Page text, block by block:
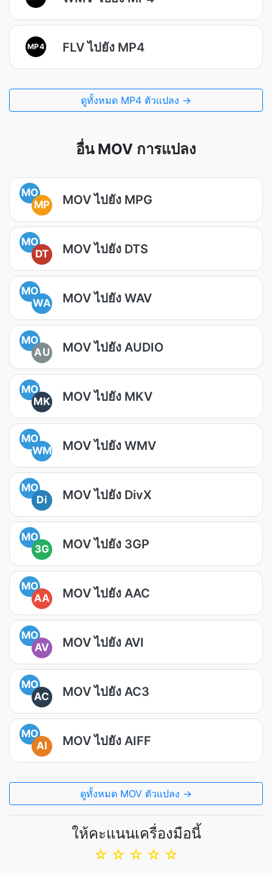
MP4 FLV ไปยัง MP4
ดูทั้งหมด MP4 ตัวแปลง →
อื่น MOV การแปลง
MO
MP
MOV ไปยัง MPG
MO
DT
MOV ไปยัง DTS
MO
WA
MOV ไปยัง WAV
MO
AU
MOV ไปยัง AUDIO
MO
MK
MOV ไปยัง MKV
MO
WM
MOV ไปยัง WMV
MO
Di
MOV ไปยัง DivX
MO
3G
MOV ไปยัง 3GP
MO
AA
MOV ไปยัง AAC
MO
AV
MOV ไปยัง AVI
MO
AC
MOV ไปยัง AC3
MO
AI
MOV ไปยัง AIFF
ดูทั้งหมด MOV ตัวแปลง →
ให้คะแนนเครื่องมือนี้
☆
☆
☆
☆
☆